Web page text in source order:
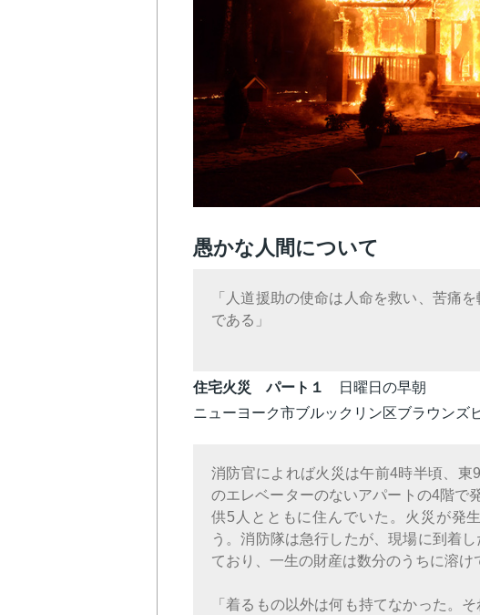
愚かな人間について
「人道援助の使命は人命を救い、苦痛
である」
―欧州人道行動
住宅火災 パート１
日曜日の早朝
ニューヨーク市ブルックリン区ブラウンズ
消防官によれば火災は午前4時半頃、東
のエレベーターのないアパートの4階で
供5人とともに住んでいた。火災が発
う。消防隊は急行したが、現場に到着
ており、一生の財産は数分のうちに溶け
「着るもの以外は何も持てなかった。